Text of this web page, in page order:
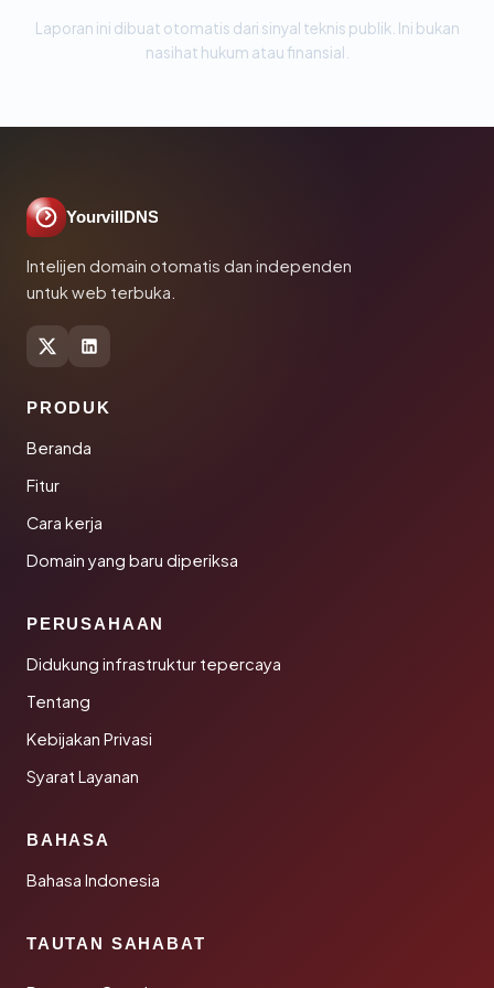
Laporan ini dibuat otomatis dari sinyal teknis publik. Ini bukan
nasihat hukum atau finansial.
YourvillDNS
Intelijen domain otomatis dan independen
untuk web terbuka.
PRODUK
Beranda
Fitur
Cara kerja
Domain yang baru diperiksa
PERUSAHAAN
Didukung infrastruktur tepercaya
Tentang
Kebijakan Privasi
Syarat Layanan
BAHASA
Bahasa Indonesia
TAUTAN SAHABAT